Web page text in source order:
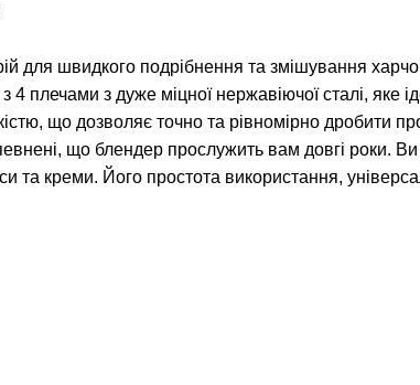
швидкого подрібнення та змішування
з дуже міцної нержавіючої сталі, яке
що дозволяє точно та рівномірно дробити
що блендер прослужить вам довгі роки.
та креми. Його простота використання,